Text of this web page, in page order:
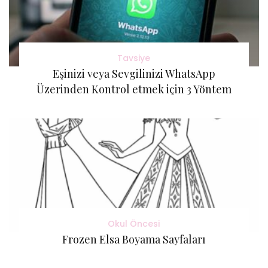
Tavsiye
Eşinizi veya Sevgilinizi WhatsApp
Üzerinden Kontrol etmek için 3 Yöntem
Okul Öncesi
Frozen Elsa Boyama Sayfaları